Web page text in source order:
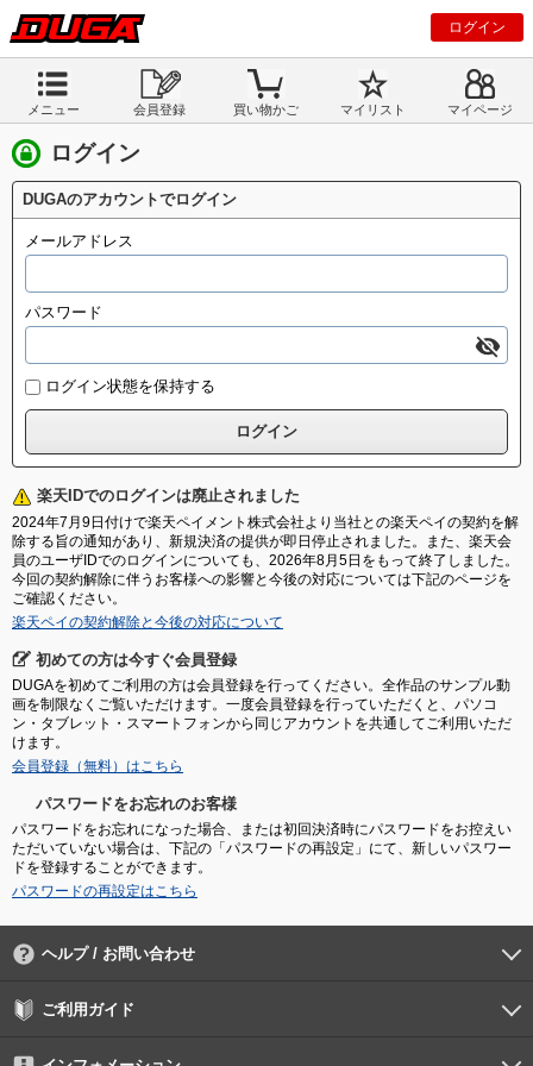
ログイン
メニュー 会員登録 買い物かご マイリスト マイページ
ログイン
DUGAのアカウントでログイン
メールアドレス
パスワード
ログイン状態を保持する
楽天IDでのログインは廃止されました
2024年7月9日付けで楽天ペイメント株式会社より当社との楽天ペイの契約を解
除する旨の通知があり、新規決済の提供が即日停止されました。また、楽天会
員のユーザIDでのログインについても、2026年8月5日をもって終了しました。
今回の契約解除に伴うお客様への影響と今後の対応については下記のページを
ご確認ください。
楽天ペイの契約解除と今後の対応について
初めての方は今すぐ会員登録
DUGAを初めてご利用の方は会員登録を行ってください。全作品のサンプル動
画を制限なくご覧いただけます。一度会員登録を行っていただくと、パソコ
ン・タブレット・スマートフォンから同じアカウントを共通してご利用いただ
けます。
会員登録（無料）はこちら
パスワードをお忘れのお客様
パスワードをお忘れになった場合、または初回決済時にパスワードをお控えい
ただいていない場合は、下記の「パスワードの再設定」にて、新しいパスワー
ドを登録することができます。
パスワードの再設定はこちら
ヘルプ / お問い合わせ
よくあるご質問
ご利用環境
お支払い方法
パスワードの再設定
サポートセンター
ご利用ガイド